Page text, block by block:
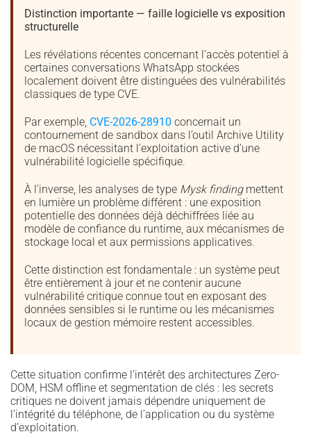
Distinction importante — faille logicielle vs exposition
structurelle
Les révélations récentes concernant l’accès potentiel à
certaines conversations WhatsApp stockées
localement doivent être distinguées des vulnérabilités
classiques de type CVE.
Par exemple, CVE-2026-28910 concernait un
contournement de sandbox dans l’outil Archive Utility
de macOS nécessitant l’exploitation active d’une
vulnérabilité logicielle spécifique.
À l’inverse, les analyses de type Mysk findingmettent
en lumière un problème différent : une exposition
potentielle des données déjà déchiffrées liée au
modèle de confiance du runtime, aux mécanismes de
stockage local et aux permissions applicatives.
Cette distinction est fondamentale : un système peut
être entièrement à jour et ne contenir aucune
vulnérabilité critique connue tout en exposant des
données sensibles si le runtime ou les mécanismes
locaux de gestion mémoire restent accessibles.
Cette situation confirme l’intérêt des architectures Zero-
DOM, HSM offline et segmentation de clés : les secrets
critiques ne doivent jamais dépendre uniquement de
l’intégrité du téléphone, de l’application ou du système
d’exploitation.